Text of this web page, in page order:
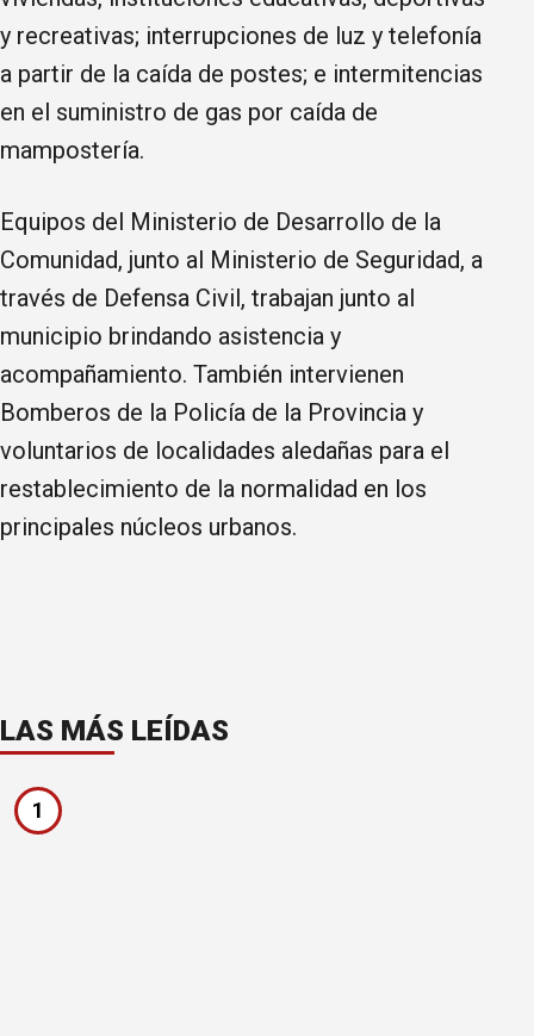
y recreativas; interrupciones de luz y telefonía
a partir de la caída de postes; e intermitencias
en el suministro de gas por caída de
mampostería.
Equipos del Ministerio de Desarrollo de la
Comunidad, junto al Ministerio de Seguridad, a
través de Defensa Civil, trabajan junto al
municipio brindando asistencia y
acompañamiento. También intervienen
Bomberos de la Policía de la Provincia y
voluntarios de localidades aledañas para el
restablecimiento de la normalidad en los
principales núcleos urbanos.
LAS MÁS LEÍDAS
1